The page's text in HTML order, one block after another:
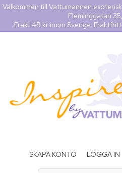
Välkommen till Vattumannen
Fleminggatan
Frakt 49 kr inom Sverige.
SKAPA KONTO LOGGA IN